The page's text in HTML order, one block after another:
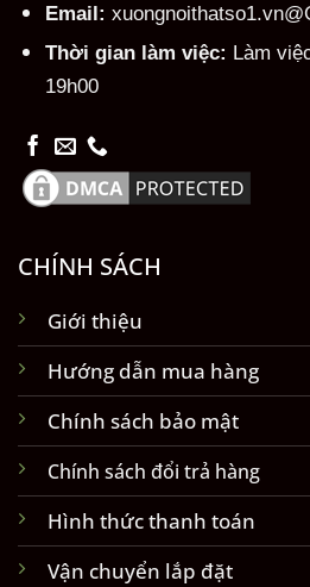
Email:
Thời gian làm việc: Làm
19h00
CHÍNH SÁCH
Giới thiệu
Hướng dẫn mua hàng
Chính sách bảo mật
Chính sách đổi trả hàng
Hình thức thanh toán
Vận chuyển lắp đặt